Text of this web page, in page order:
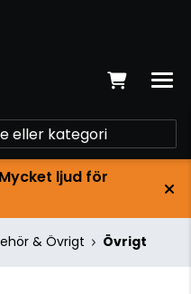
ljud för
& Övrigt Övrigt